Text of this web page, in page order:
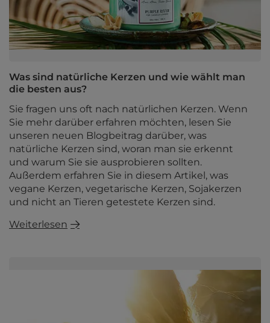
Was sind natürliche Kerzen und wie wählt man
die besten aus?
Sie fragen uns oft nach natürlichen Kerzen. Wenn
Sie mehr darüber erfahren möchten, lesen Sie
unseren neuen Blogbeitrag darüber, was
natürliche Kerzen sind, woran man sie erkennt
und warum Sie sie ausprobieren sollten.
Außerdem erfahren Sie in diesem Artikel, was
vegane Kerzen, vegetarische Kerzen, Sojakerzen
und nicht an Tieren getestete Kerzen sind.
Weiterlesen